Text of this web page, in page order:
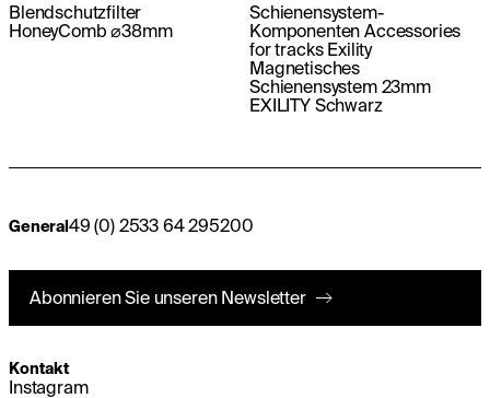
Blendschutzfilter
HoneyComb ⌀38mm
Schienensystem-
Komponenten Accessories
for tracks Exility
Magnetisches
Schienensystem 23mm
EXILITY Schwarz
General49 (0) 2533 64 295200
Abonnieren Sie unseren Newsletter
Kontakt
Instagram